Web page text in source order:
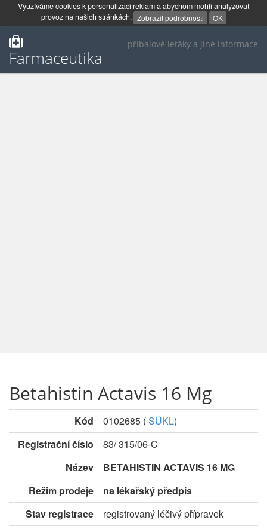
Využíváme cookies k personalizaci reklam a abychom mohli analyzovat
provoz na našich stránkách. Zobrazit podrobnosti OK
příbalové letáky a jiné informace
Farmaceutika
Betahistin Actavis 16 Mg
Kód 0102685 (SÚKL)
Registrační číslo
83/ 315/06-C
Název
BETAHISTIN ACTAVIS 16 MG
Režim prodeje
na lékařský předpis
Stav registrace
registrovaný léčivý přípravek